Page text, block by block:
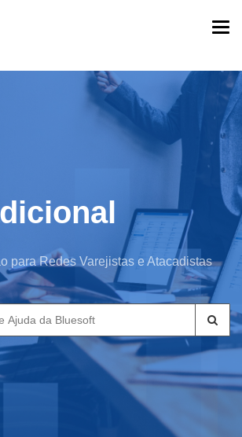
para Redes Varejistas e Atacadistas